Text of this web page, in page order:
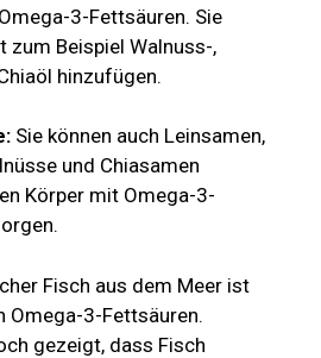
3-Fettsäuren. Sie
zum Beispiel Walnuss-,
hinzufügen.
Sie können auch Leinsamen,
und Chiasamen
Körper mit Omega-3-
Fisch aus dem Meer ist
Omega-3-Fettsäuren.
gezeigt, dass Fisch